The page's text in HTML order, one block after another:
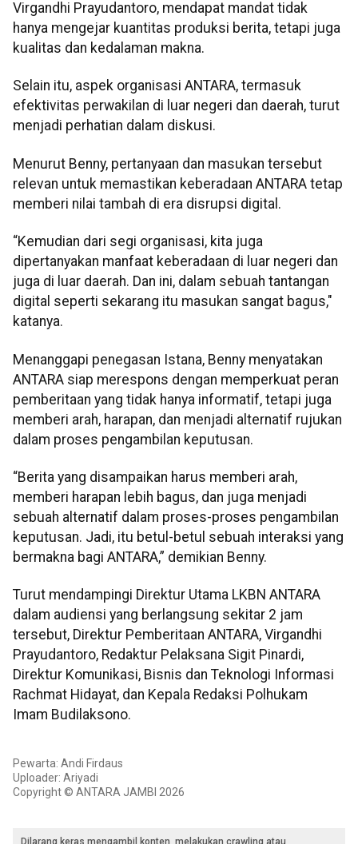
Virgandhi Prayudantoro, mendapat mandat tidak
hanya mengejar kuantitas produksi berita, tetapi juga
kualitas dan kedalaman makna.
Selain itu, aspek organisasi ANTARA, termasuk
efektivitas perwakilan di luar negeri dan daerah, turut
menjadi perhatian dalam diskusi.
Menurut Benny, pertanyaan dan masukan tersebut
relevan untuk memastikan keberadaan ANTARA tetap
memberi nilai tambah di era disrupsi digital.
“Kemudian dari segi organisasi, kita juga
dipertanyakan manfaat keberadaan di luar negeri dan
juga di luar daerah. Dan ini, dalam sebuah tantangan
digital seperti sekarang itu masukan sangat bagus,"
katanya.
Menanggapi penegasan Istana, Benny menyatakan
ANTARA siap merespons dengan memperkuat peran
pemberitaan yang tidak hanya informatif, tetapi juga
memberi arah, harapan, dan menjadi alternatif rujukan
dalam proses pengambilan keputusan.
“Berita yang disampaikan harus memberi arah,
memberi harapan lebih bagus, dan juga menjadi
sebuah alternatif dalam proses-proses pengambilan
keputusan. Jadi, itu betul-betul sebuah interaksi yang
bermakna bagi ANTARA,” demikian Benny.
Turut mendampingi Direktur Utama LKBN ANTARA
dalam audiensi yang berlangsung sekitar 2 jam
tersebut, Direktur Pemberitaan ANTARA, Virgandhi
Prayudantoro, Redaktur Pelaksana Sigit Pinardi,
Direktur Komunikasi, Bisnis dan Teknologi Informasi
Rachmat Hidayat, dan Kepala Redaksi Polhukam
Imam Budilaksono.
Pewarta: Andi Firdaus
Uploader: Ariyadi
Copyright © ANTARA JAMBI 2026
Dilarang keras mengambil konten, melakukan crawling atau